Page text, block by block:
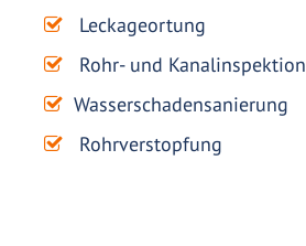
Leckageortung
Rohr- und Kanalinspektion
Wasserschadensanierung
Rohrverstopfung